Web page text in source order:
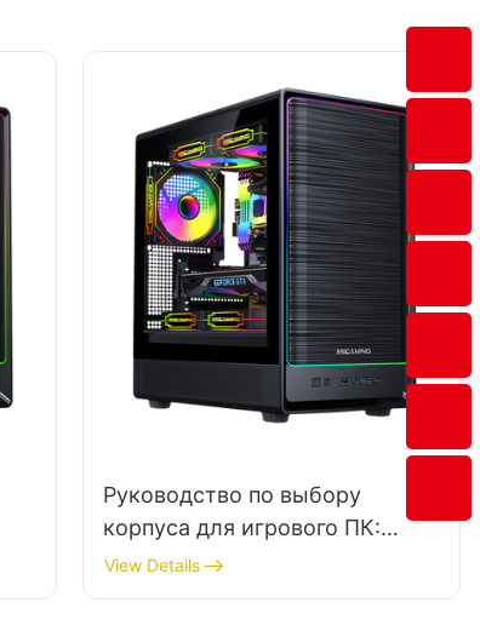
Руководство по выбору
корпуса для игрового ПК:
выбор подходящего корпуса
для высококлассной
View Details